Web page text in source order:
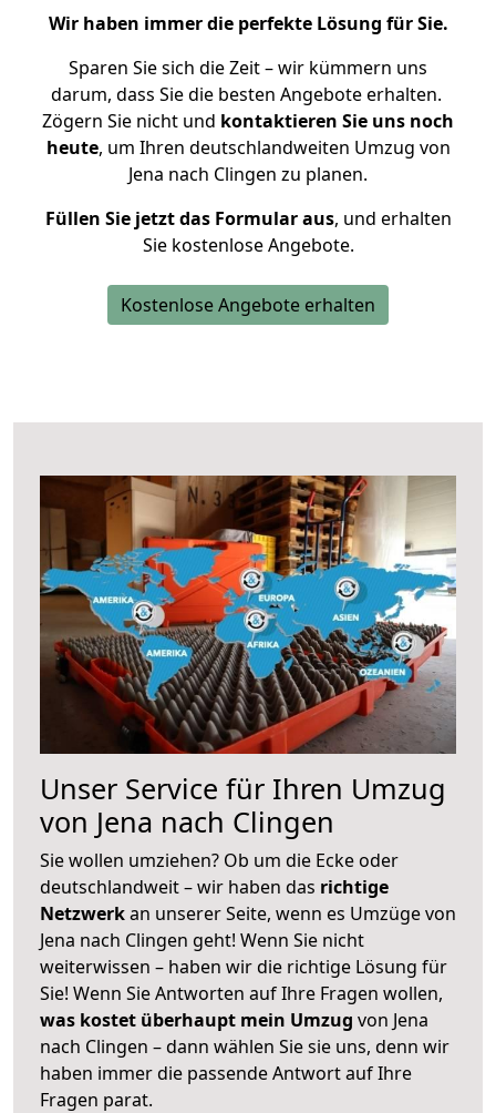
Wir haben immer die perfekte Lösung für Sie.
Sparen Sie sich die Zeit – wir kümmern uns
darum, dass Sie die besten Angebote erhalten.
Zögern Sie nicht und kontaktieren Sie uns noch
heute, um Ihren deutschlandweiten Umzug von
Jena nach Clingen zu planen.
Füllen Sie jetzt das Formular aus, und erhalten
Sie kostenlose Angebote.
Kostenlose Angebote erhalten
Unser Service für Ihren Umzug
von Jena nach Clingen
Sie wollen umziehen? Ob um die Ecke oder
deutschlandweit – wir haben das richtige
Netzwerkan unserer Seite, wenn es Umzüge von
Jena nach Clingen geht! Wenn Sie nicht
weiterwissen – haben wir die richtige Lösung für
Sie! Wenn Sie Antworten auf Ihre Fragen wollen,
was kostet überhaupt mein Umzug von Jena
nach Clingen – dann wählen Sie sie uns, denn wir
haben immer die passende Antwort auf Ihre
Fragen parat.